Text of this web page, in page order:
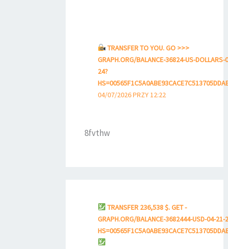
TRANSFER TO YOU. GO >>>
GRAPH.ORG/BALANCE-36824-US-DOLLARS-
24?
04/07/2026 PRZY 12:22
8fvthw
TRANSFER 236,538 $. GET -
GRAPH.ORG/BALANCE-3682444-USD-04-21-